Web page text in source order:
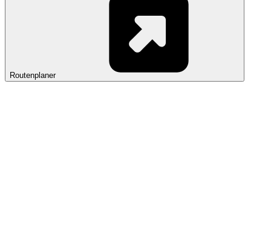
Routenplaner